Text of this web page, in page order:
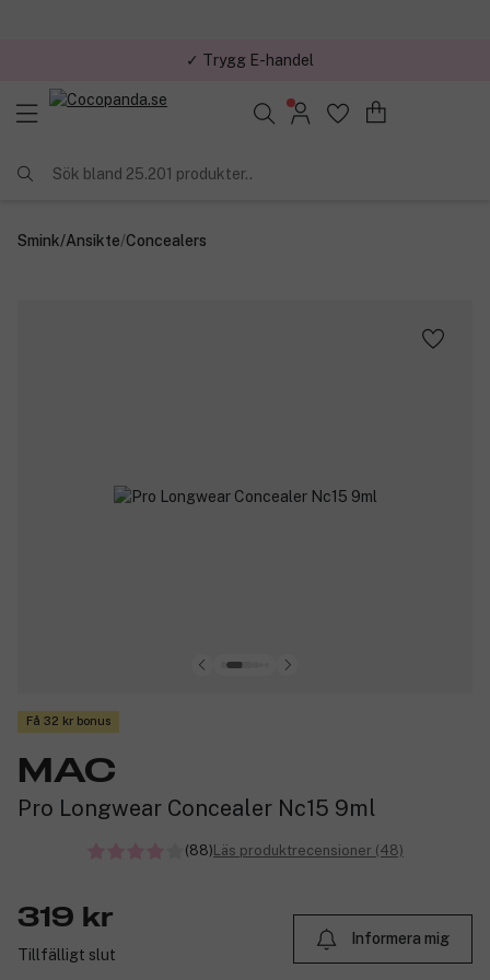
✓ Trygg E-handel
Sök bland 25.201 produkter..
Smink/Ansikte/Concealers
Få 32 kr bonus
MAC
Pro Longwear Concealer Nc15 9ml
(88)Läs produktrecensioner (48)
319 kr
Tillfälligt slut
Informera mig